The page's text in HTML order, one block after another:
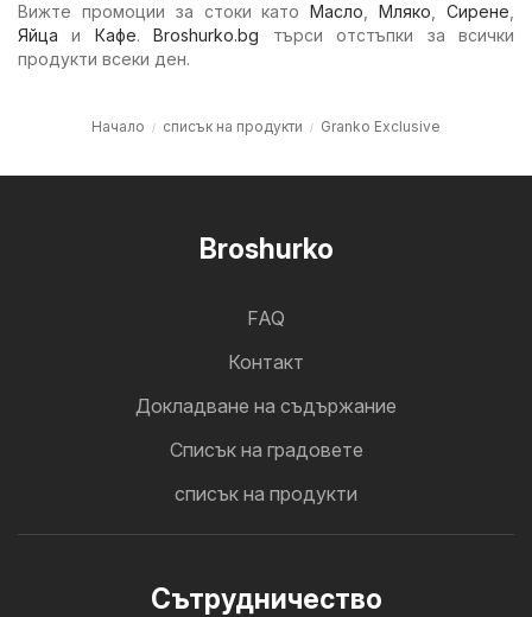
Вижте промоции за стоки катоМасло ,Мляко ,Сирене
Яйца и Кафе.Broshurko.bg търси отстъпки за всички
продукти всеки ден.
Начало списък на продукти Granko Exclusive
Broshurko
FAQ
Контакт
Докладване на съдържание
Cписък на градовете
списък на продукти
Cътрудничество